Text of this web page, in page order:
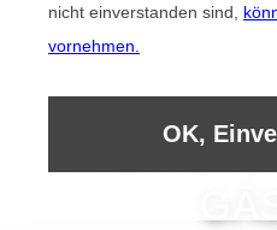
Kollegen
HIER
nicht einverstanden sind,
vornehmen.
OK,